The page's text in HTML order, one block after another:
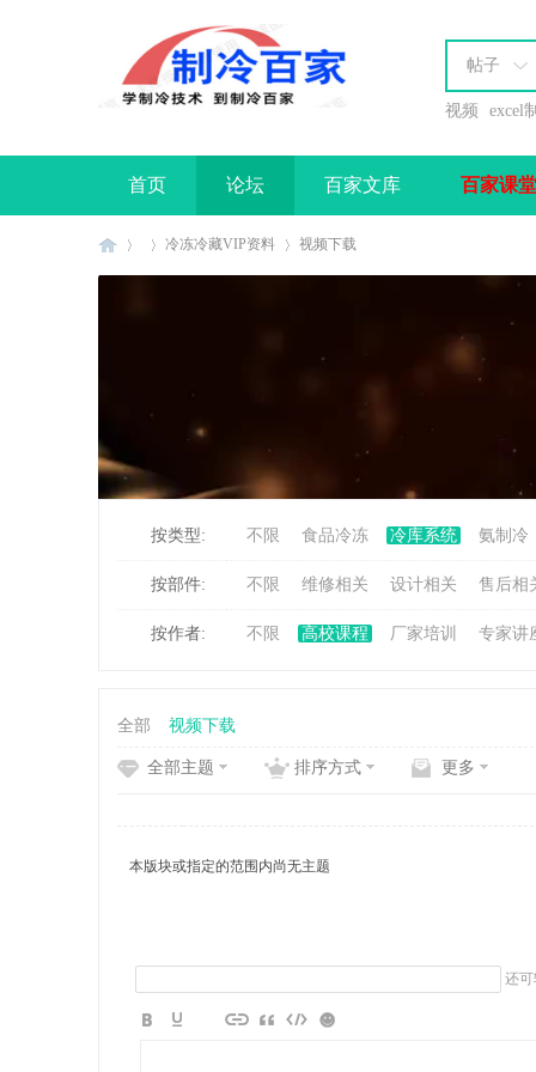
帖子
视频 excel
首页 论坛 百家文库 百家课堂
办理会员冷冻冷藏VIP资料 视频下载
按类型: 不限 食品冷冻 冷库系统 氨制冷
按部件: 不限 维修相关 设计相关 售后相
按作者: 不限 高校课程 厂家培训 专家讲
全部 视频下载
全部主题 排序方式 更多
本版块或指定的范围内尚无主题
还